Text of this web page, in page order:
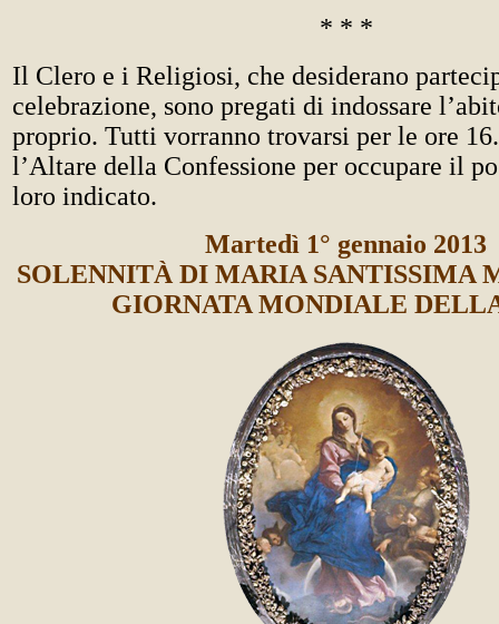
* * *
Il Clero e i Religiosi, che desiderano
celebrazione, sono pregati di indossare
proprio. Tutti vorranno trovarsi per le ore
l’Altare della Confessione per occupare il
loro indicato.
Martedì 1° gennaio 2013
SOLENNITÀ DI MARIA SANTISSIMA
GIORNATA MONDIALE